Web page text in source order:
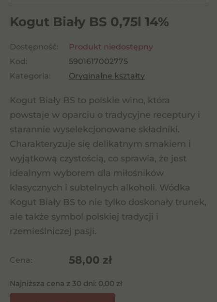
Kogut Biały BS 0,75l 14%
Dostępność:
Produkt niedostępny
Kod:
5901617002775
Kategoria:
Oryginalne kształty
Kogut Biały BS to polskie wino, która
powstaje w oparciu o tradycyjne receptury i
starannie wyselekcjonowane składniki.
Charakteryzuje się delikatnym smakiem i
wyjątkową czystością, co sprawia, że jest
idealnym wyborem dla miłośników
klasycznych i subtelnych alkoholi. Wódka
Kogut Biały BS to nie tylko doskonały trunek,
ale także symbol polskiej tradycji i
rzemieślniczej pasji.
Cena: 58,00 zł
Najniższa cena z 30 dni: 0,00 zł